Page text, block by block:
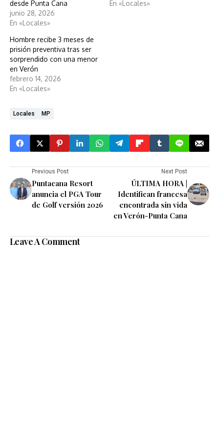
desde Punta Cana
junio 28, 2026
En «Locales»
En «Locales»
Hombre recibe 3 meses de
prisión preventiva tras ser
sorprendido con una menor
en Verón
febrero 14, 2026
En «Locales»
Locales MP
Previous Post
Puntacana Resort
anuncia el PGA Tour
de Golf versión 2026
Next Post
ÚLTIMA HORA |
Identifican francesa
encontrada sin vida
en Verón-Punta Cana
Leave A Comment